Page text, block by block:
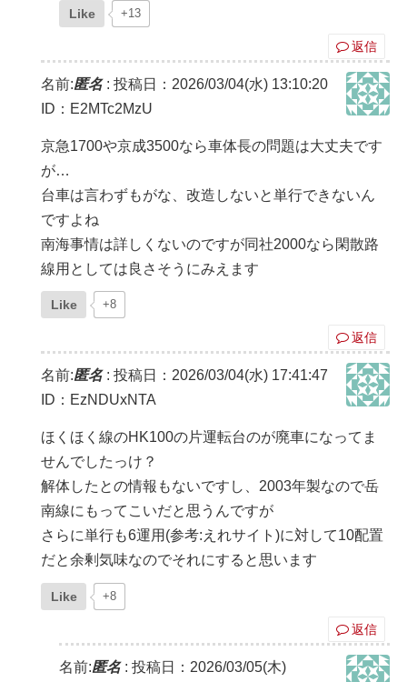
Like +13
返信
名前:匿名: 投稿日：2026/03/04(水) 13:10:20
ID：E2MTc2MzU
京急1700や京成3500なら車体長の問題は大丈夫です
が…
台車は言わずもがな、改造しないと単行できないん
ですよね
南海事情は詳しくないのですが同社2000なら閑散路
線用としては良さそうにみえます
Like +8
返信
名前:匿名: 投稿日：2026/03/04(水) 17:41:47
ID：EzNDUxNTA
ほくほく線のHK100の片運転台のが廃車になってま
せんでしたっけ？
解体したとの情報もないですし、2003年製なので岳
南線にもってこいだと思うんですが
さらに単行も6運用(参考:えれサイト)に対して10配置
だと余剰気味なのでそれにすると思います
Like +8
返信
名前:匿名: 投稿日：2026/03/05(木)